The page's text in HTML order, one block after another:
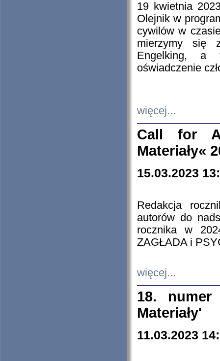
19 kwietnia
Olejnik w
cywilów w
mierzymy się
Engelking, a
oświadczenie
więcej...
Call for
Materiały«
15.03.2023
Redakcja
autorów do
rocznika w
ZAGŁADA i
więcej...
18. numer
Materiały'
11.03.2023